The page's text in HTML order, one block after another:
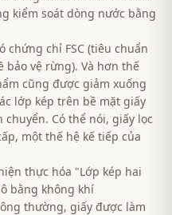
kiểm soát dòng nước bằng
chứng chỉ FSC (tiêu chuẩn
vệ rừng). Và hơn thế
cũng được giảm xuống
lớp kép trên bề mặt giấy
Có thể nói, giấy lọc
một thế hệ kế tiếp của
thực hóa "Lớp kép hai
bằng không khí
thường, giấy được làm